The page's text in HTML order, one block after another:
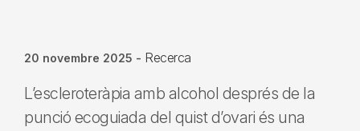
20 novembre 2025 - Recerca
L’escleroteràpia amb alcohol després de la
punció ecoguiada del quist d’ovari és una